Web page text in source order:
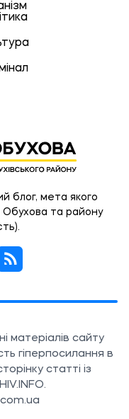
блог, мета якого
Обухова та району
матеріалів сайту
гіперпосилання в
статті із